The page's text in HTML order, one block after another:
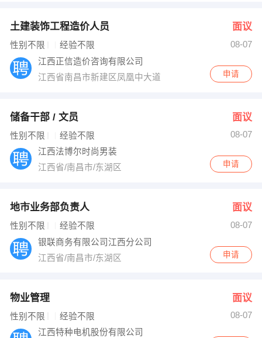
土建装饰工程造价人员 面议
性别不限 经验不限
08-07
江西正信造价咨询有限公司
江西省南昌市新建区凤凰中大道
申请
储备干部 / 文员 面议
性别不限 经验不限
08-07
江西法博尔时尚男装
江西省/南昌市/东湖区
申请
地市业务部负责人 面议
性别不限 经验不限
08-07
银联商务有限公司江西分公司
江西省/南昌市/东湖区
申请
物业管理 面议
性别不限 经验不限
08-07
江西特种电机股份有限公司